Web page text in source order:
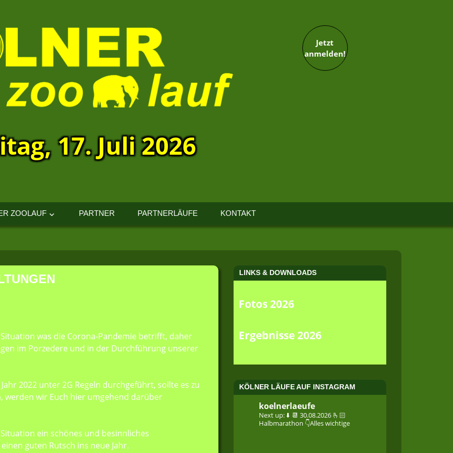
17. Juli 2026
Jetzt
anmelden!
ZOOLAUF PARTNER PARTNERLÄUFE KONTAKT
was die Corona-Pandemie betrifft, daher
im Porzedere und in der Durchführung unserer
2022 unter 2G Regeln durchgeführt, sollte es zu
wir Euch hier umgehend darüber
ein schönes und besinnliches
guten Rutsch ins neue Jahr.
LINKS & DOWNLOADS
Fotos 2026
Ergebnisse 2026
KÖLNER LÄUFE AUF INSTAGRAM
koelnerlaeufe
Next up: ⬇️ 📆 30.08.2026 🫰🏻
Halbmarathon 👇Alles wichtige